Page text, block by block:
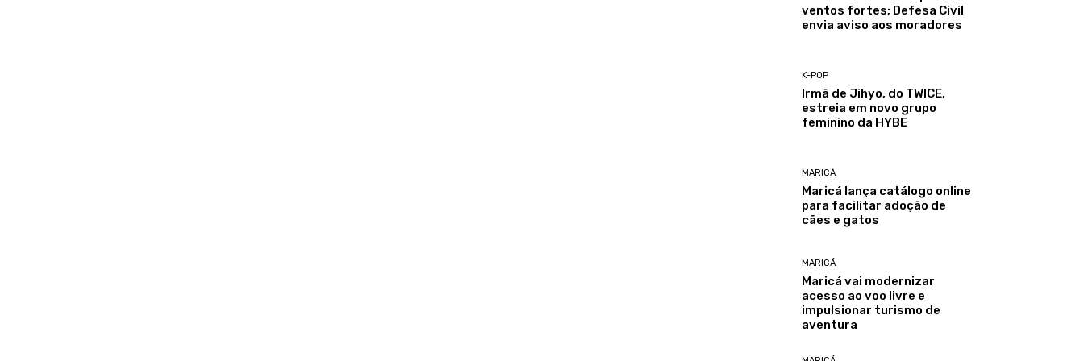
ventos fortes; Defesa Civil
envia aviso aos moradores
K-POP
Irmã de Jihyo, do TWICE,
estreia em novo grupo
feminino da HYBE
MARICÁ
Maricá lança catálogo online
para facilitar adoção de
cães e gatos
MARICÁ
Maricá vai modernizar
acesso ao voo livre e
impulsionar turismo de
aventura